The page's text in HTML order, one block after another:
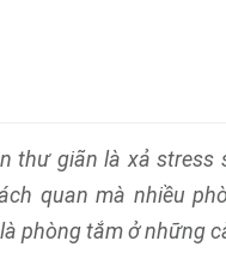
thư giãn là xả stress
quan mà nhiều
phòng tắm ở những